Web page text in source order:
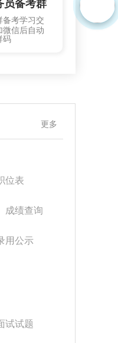
员备考群
备考学习交
微信后自动
码
更多
位表
成绩查询
用公示
试试题